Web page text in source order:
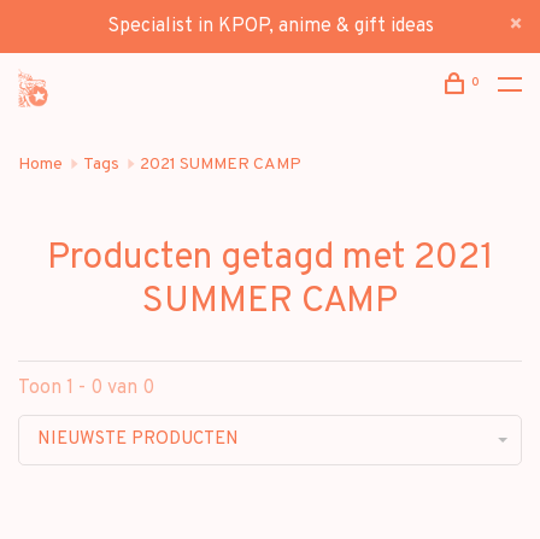
Specialist in KPOP, anime & gift ideas
0
Home Tags 2021 SUMMER CAMP
Producten getagd met 2021
SUMMER CAMP
Toon 1 - 0 van 0
NIEUWSTE PRODUCTEN